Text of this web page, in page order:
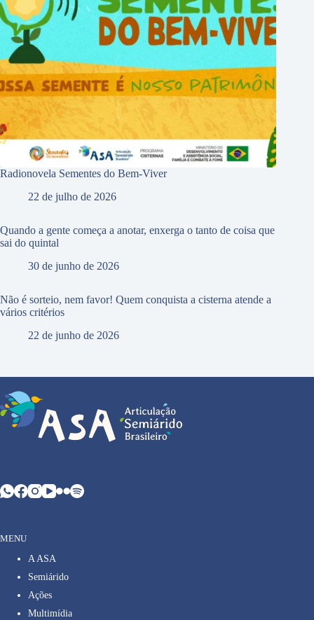
Radionovela Sementes do Bem-Viver
22 de julho de 2026
Quando a gente começa a anotar, enxerga o tanto de coisa que
sai do quintal
30 de junho de 2026
Não é sorteio, nem favor! Quem conquista a cisterna atende a
vários critérios
22 de junho de 2026
MENU
A ASA
Semiárido
Ações
Multimídia